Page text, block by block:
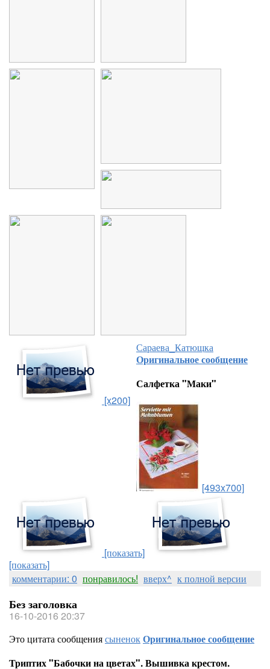
[x200]
Сараева_Катющка
Оригинальное сообщение
Салфетка "Маки"
[493x700]
[показать]
[показать]
комментарии: 0 понравилось! вверх^ к полной версии
Без заголовка
16-10-2016 20:37
Это цитата сообщениясыненокОригинальное сообщение
Триптих "Бабочки на цветах". Вышивка крестом.